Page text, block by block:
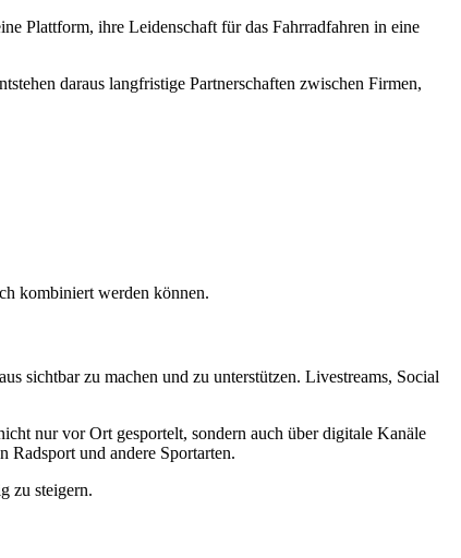
Plattform, ihre Leidenschaft für das Fahrradfahren in eine
daraus langfristige Partnerschaften zwischen Firmen,
kombiniert werden können.
sichtbar zu machen und zu unterstützen. Livestreams, Social
nur vor Ort gesportelt, sondern auch über digitale Kanäle
und andere Sportarten.
zu steigern.